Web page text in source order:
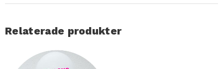
Relaterade produkter